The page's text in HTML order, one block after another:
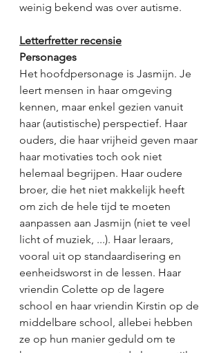
weinig bekend was over autisme.
Letterfretter recensie
Personages
Het hoofdpersonage is Jasmijn. Je
leert mensen in haar omgeving
kennen, maar enkel gezien vanuit
haar (autistische) perspectief. Haar
ouders, die haar vrijheid geven maar
haar motivaties toch ook niet
helemaal begrijpen. Haar oudere
broer, die het niet makkelijk heeft
om zich de hele tijd te moeten
aanpassen aan Jasmijn (niet te veel
licht of muziek, ...). Haar leraars,
vooral uit op standaardisering en
eenheidsworst in de lessen. Haar
vriendin Colette op de lagere
school en haar vriendin Kirstin op de
middelbare school, allebei hebben
ze op hun manier geduld om te